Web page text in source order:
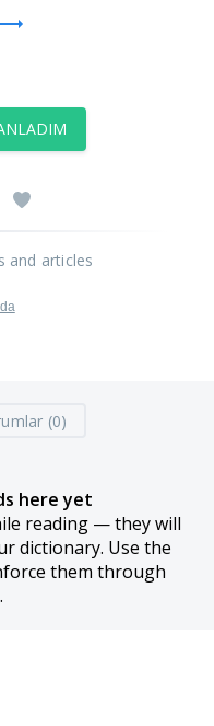
and articles
(0)
here yet
reading — they will
dictionary. Use the
them through